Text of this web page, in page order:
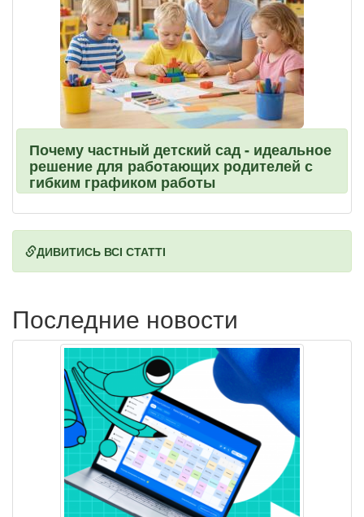
Почему частный детский сад - идеальное
решение для работающих родителей с
гибким графиком работы
ДИВИТИСЬ ВСІ СТАТТІ
Последние новости